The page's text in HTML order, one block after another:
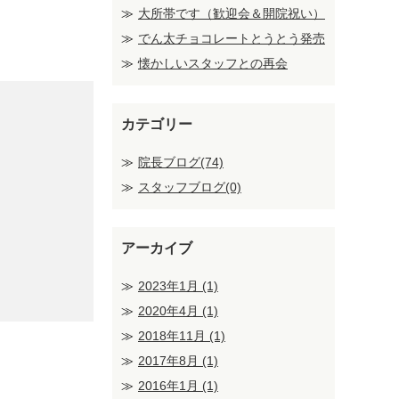
大所帯です（歓迎会＆開院祝い）
でん太チョコレートとうとう発売
懐かしいスタッフとの再会
カテゴリー
院長ブログ(74)
スタッフブログ(0)
アーカイブ
2023年1月 (1)
2020年4月 (1)
2018年11月 (1)
2017年8月 (1)
2016年1月 (1)